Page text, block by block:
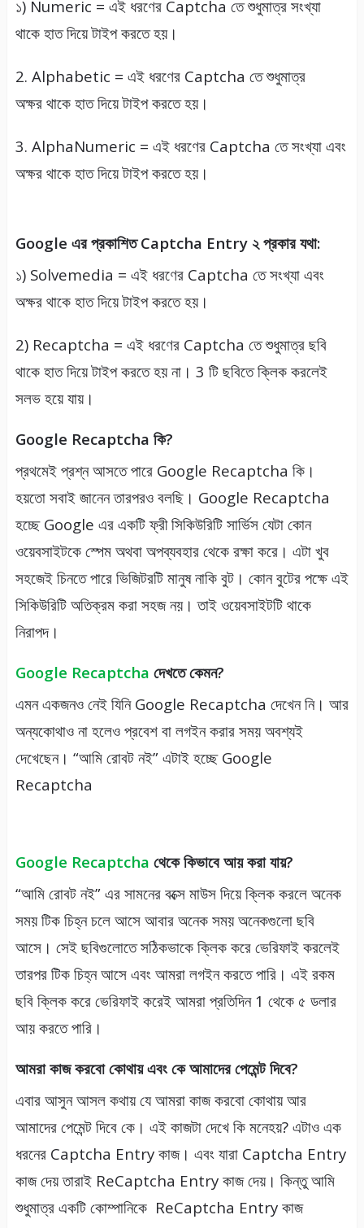
১) Numeric = এই ধরণের Captcha তে শুধুমাত্র সংখ্যা
থাকে হাত দিয়ে টাইপ করতে হয়।
2. Alphabetic = এই ধরণের Captcha তে শুধুমাত্র
অক্ষর থাকে হাত দিয়ে টাইপ করতে হয়।
3. AlphaNumeric = এই ধরণের Captcha তে সংখ্যা এবং
অক্ষর থাকে হাত দিয়ে টাইপ করতে হয়।
Google এর প্রকাশিত Captcha Entry ২ প্রকার যথা:
১) Solvemedia = এই ধরণের Captcha তে সংখ্যা এবং
অক্ষর থাকে হাত দিয়ে টাইপ করতে হয়।
2) Recaptcha = এই ধরণের Captcha তে শুধুমাত্র ছবি
থাকে হাত দিয়ে টাইপ করতে হয় না। 3 টি ছবিতে ক্লিক করলেই
সলভ হয়ে যায়।
Google Recaptcha কি?
প্রথমেই প্রশ্ন আসতে পারে Google Recaptcha কি।
হয়তো সবাই জানেন তারপরও বলছি। Google Recaptcha
হচ্ছে Google এর একটি ফ্রী সিকিউরিটি সার্ভিস যেটা কোন
ওয়েবসাইটকে স্পেম অথবা অপব্যবহার থেকে রক্ষা করে। এটা খুব
সহজেই চিনতে পারে ভিজিটরটি মানুষ নাকি বুট। কোন বুটের পক্ষে এই
সিকিউরিটি অতিক্রম করা সহজ নয়। তাই ওয়েবসাইটটি থাকে
নিরাপদ।
Google Recaptcha দেখতে কেমন?
এমন একজনও নেই যিনি Google Recaptcha দেখেন নি। আর
অন্যকোথাও না হলেও প্রবেশ বা লগইন করার সময় অবশ্যই
দেখেছেন। “আমি রোবট নই” এটাই হচ্ছে Google
Recaptcha
Google Recaptcha থেকে কিভাবে আয় করা যায়?
“আমি রোবট নই” এর সামনের বক্সে মাউস দিয়ে ক্লিক করলে অনেক
সময় টিক চিহ্ন চলে আসে আবার অনেক সময় অনেকগুলো ছবি
আসে। সেই ছবিগুলোতে সঠিকভাকে ক্লিক করে ভেরিফাই করলেই
তারপর টিক চিহ্ন আসে এবং আমরা লগইন করতে পারি। এই রকম
ছবি ক্লিক করে ভেরিফাই করেই আমরা প্রতিদিন 1 থেকে ৫ ডলার
আয় করতে পারি।
আমরা কাজ করবো কোথায় এবং কে আমাদের পেমেন্ট দিবে?
এবার আসুন আসল কথায় যে আমরা কাজ করবো কোথায় আর
আমাদের পেমেন্ট দিবে কে। এই কাজটা দেখে কি মনেহয়? এটাও এক
ধরনের Captcha Entry কাজ। এবং যারা Captcha Entry
কাজ দেয় তারাই ReCaptcha Entry কাজ দেয়। কিন্তু আমি
শুধুমাত্র একটি কোম্পানিকে ReCaptcha Entry কাজ